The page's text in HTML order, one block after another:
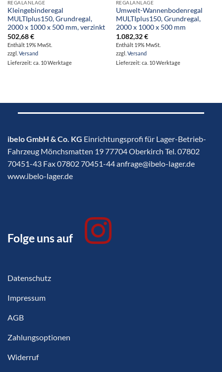
REGALANLAGE
Kleingebinderegal
MULTIplus150, Grundregal,
2000 x 1000 x 500 mm, verzinkt
502,68€
Enthält 19% MwSt.
zzgl. Versand
Lieferzeit: ca. 10 Werktage
REGALANLAGE
Umwelt-Wannenbodenregal
MULTIplus150, Grundregal,
2000 x 1000 x 500 mm
1.082,32€
Enthält 19% MwSt.
zzgl. Versand
Lieferzeit: ca. 10 Werktage
ibelo GmbH & Co. KG Einrichtungsprofi für Lager-Betrieb-
Fahrzeug Mönchsmatten 19 77704 Oberkirch Tel. 07802
70451-43 Fax 07802 70451-44 anfrage@ibelo-lager.de
www.ibelo-lager.de
Folge uns auf
Datenschutz
Impressum
AGB
Zahlungsoptionen
Widerruf